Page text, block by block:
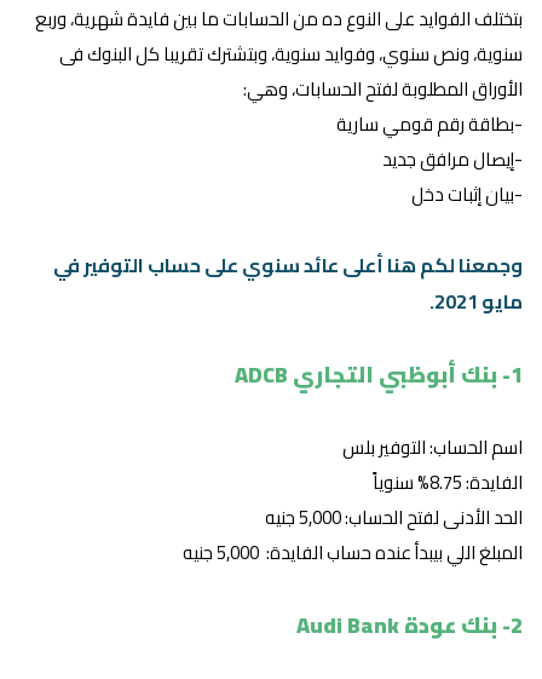
بتختلف الفوايد على النوع ده من الحسابات ما بين فايدة شهرية، وربع
سنوية، ونص سنوي، وفوايد سنوية، وبتشترك تقريبا كل البنوك فى
الأوراق المطلوبة لفتح الحسابات، وهي:
-بطاقة رقم قومي سارية
-إيصال مرافق جديد
-بيان إثبات دخل
وجمعنا لكم هنا أعلى عائد سنوي على حساب التوفير في
مايو 2021.
1- بنك أبوظبي التجاري ADCB
اسم الحساب: التوفير بلس
الفايدة: 8.75% سنوياً
الحد الأدنى لفتح الحساب: 5,000 جنيه
المبلغ اللي بيبدأ عنده حساب الفايدة: 5,000 جنيه
2- بنك عودة Audi Bank